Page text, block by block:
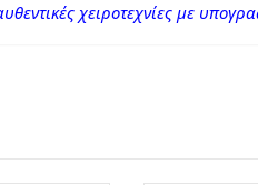
χειροτεχνίες με